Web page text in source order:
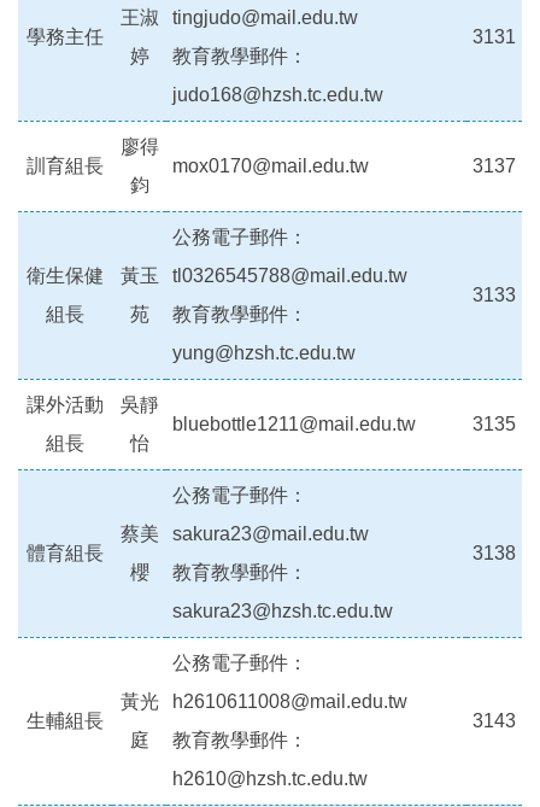
學務主任
王淑
婷
tingjudo@mail.edu.tw
教育教學郵件：
judo168@hzsh.tc.edu.tw
3131
訓育組長
廖得
鈞
mox0170@mail.edu.tw 3137
衛生保健
組長
黃玉
苑
公務電子郵件：
tl0326545788@mail.edu.tw
教育教學郵件：
yung@hzsh.tc.edu.tw
3133
課外活動
組長
吳靜
怡
bluebottle1211@mail.edu.tw 3135
體育組長
蔡美
櫻
公務電子郵件：
sakura23@mail.edu.tw
教育教學郵件：
sakura23@hzsh.tc.edu.tw
3138
生輔組長
黃光
庭
公務電子郵件：
h2610611008@mail.edu.tw
教育教學郵件：
h2610@hzsh.tc.edu.tw
3143